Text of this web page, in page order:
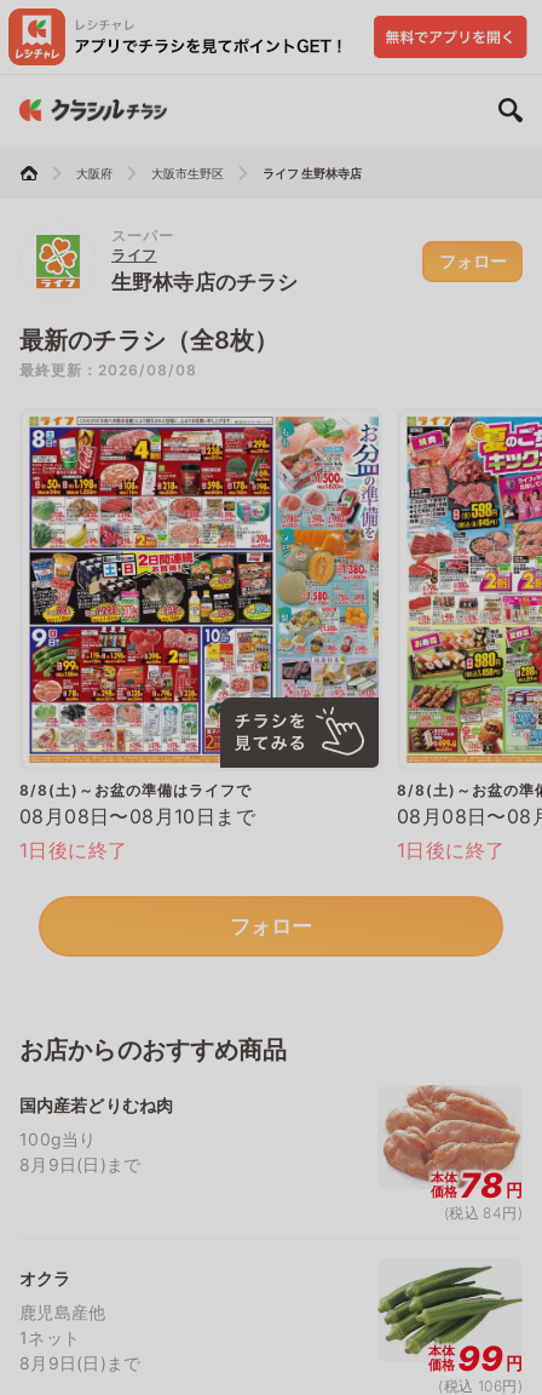
大阪府 大阪市生野区 ライフ 生野林寺店
スーパー
ライフ
生野林寺店のチラシ
フォロー
最新のチラシ（全8枚）
最終更新：2026/08/08
8/8(土)～お盆の準備はライフで
08月08日〜08月10日まで
1日後に終了
8/8(土)～お盆の準
08月08日〜08
1日後に終了
フォロー
お店からのおすすめ商品
国内産若どりむね肉
100g当り
8月9日(日)まで
本体
価格78円
(税込 84円)
オクラ
鹿児島産他
1ネット
8月9日(日)まで
本体
価格 99円
(税込 106円)